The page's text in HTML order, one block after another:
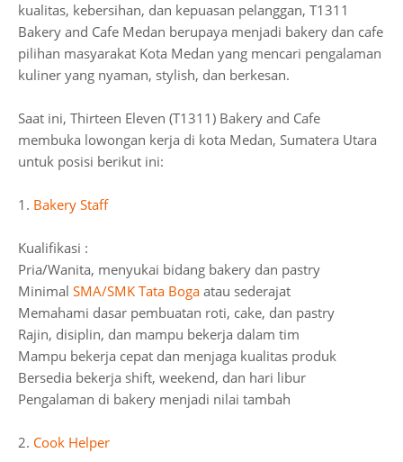
kualitas, kebersihan, dan kepuasan pelanggan, T1311
Bakery and Cafe Medan berupaya menjadi bakery dan cafe
pilihan masyarakat Kota Medan yang mencari pengalaman
kuliner yang nyaman, stylish, dan berkesan.
Saat ini, Thirteen Eleven (T1311) Bakery and Cafe
membuka lowongan kerja di kota Medan, Sumatera Utara
untuk posisi berikut ini:
1. Bakery Staff
Kualifikasi :
Pria/Wanita, menyukai bidang bakery dan pastry
Minimal SMA/SMK Tata Boga atau sederajat
Memahami dasar pembuatan roti, cake, dan pastry
Rajin, disiplin, dan mampu bekerja dalam tim
Mampu bekerja cepat dan menjaga kualitas produk
Bersedia bekerja shift, weekend, dan hari libur
Pengalaman di bakery menjadi nilai tambah
2. Cook Helper